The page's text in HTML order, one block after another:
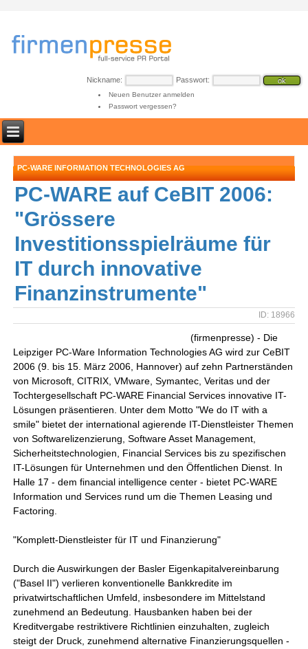
Nickname: Passwort:
Neuen Benutzer anmelden
Passwort vergessen?
PC-WARE INFORMATION TECHNOLOGIES AG
PC-WARE auf CeBIT 2006:
"Grössere
Investitionsspielräume für
IT durch innovative
Finanzinstrumente"
ID: 18966
(firmenpresse) - Die
Leipziger PC-Ware Information Technologies AG wird zur CeBIT
2006 (9. bis 15. März 2006, Hannover) auf zehn Partnerständen
von Microsoft, CITRIX, VMware, Symantec, Veritas und der
Tochtergesellschaft PC-WARE Financial Services innovative IT-
Lösungen präsentieren. Unter dem Motto "We do IT with a
smile" bietet der international agierende IT-Dienstleister Themen
von Softwarelizenzierung, Software Asset Management,
Sicherheitstechnologien, Financial Services bis zu spezifischen
IT-Lösungen für Unternehmen und den Öffentlichen Dienst. In
Halle 17 - dem financial intelligence center - bietet PC-WARE
Information und Services rund um die Themen Leasing und
Factoring.
"Komplett-Dienstleister für IT und Finanzierung"
Durch die Auswirkungen der Basler Eigenkapitalvereinbarung
("Basel II") verlieren konventionelle Bankkredite im
privatwirtschaftlichen Umfeld, insbesondere im Mittelstand
zunehmend an Bedeutung. Hausbanken haben bei der
Kreditvergabe restriktivere Richtlinien einzuhalten, zugleich
steigt der Druck, zunehmend alternative Finanzierungsquellen -